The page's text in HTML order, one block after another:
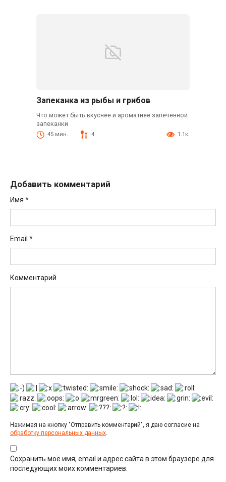
Запеканка из рыбы и грибов
Что может быть вкуснее и ароматнее запеченной
запеканки
45 мин. 4 1.1к.
Добавить комментарий
Имя *
Email *
Комментарий
Нажимая на кнопку "Отправить комментарий", я даю согласие на
обработку персональных данных.
Сохранить моё имя, email и адрес сайта в этом браузере для
последующих моих комментариев.